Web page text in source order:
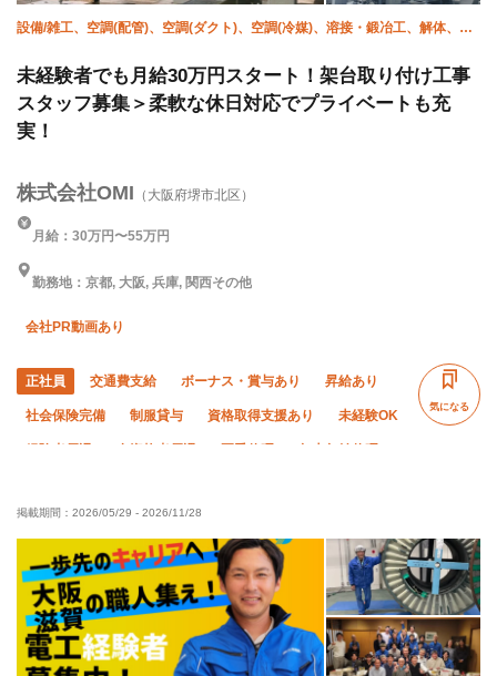
設備/雑工、空調(配管)、空調(ダクト)、空調(冷媒)、溶接・鍛冶工、解体、躯
未経験者でも月給30万円スタート！架台取り付け工事
スタッフ募集＞柔軟な休日対応でプライベートも充
実！
株式会社OMI （大阪府堺市北区）
月給：30万円〜55万円
勤務地：京都, 大阪, 兵庫, 関西その他
会社PR動画あり
正社員 交通費支給 ボーナス・賞与あり 昇給あり
社会保険完備 制服貸与 資格取得支援あり 未経験OK
気になる
掲載期間： 2026/05/29 - 2026/11/28